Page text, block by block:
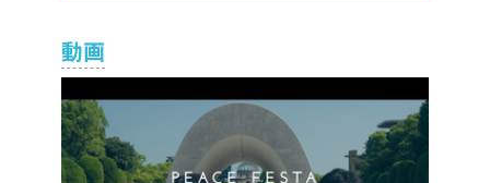
動画